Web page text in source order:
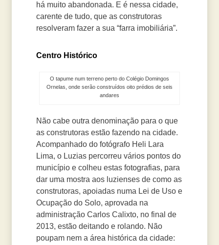
há muito abandonada. E é nessa cidade,
carente de tudo, que as construtoras
resolveram fazer a sua “farra imobiliária”.
Centro Histórico
O tapume num terreno perto do Colégio Domingos
Ornelas, onde serão construídos oito prédios de seis
andares
Não cabe outra denominação para o que
as construtoras estão fazendo na cidade.
Acompanhado do fotógrafo Heli Lara
Lima, o Luzias percorreu vários pontos do
município e colheu estas fotografias, para
dar uma mostra aos luzienses de como as
construtoras, apoiadas numa Lei de Uso e
Ocupação do Solo, aprovada na
administração Carlos Calixto, no final de
2013, estão deitando e rolando. Não
poupam nem a área histórica da cidade: